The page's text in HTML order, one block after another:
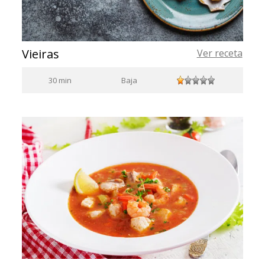
Vieiras Ver receta
30 min Baja